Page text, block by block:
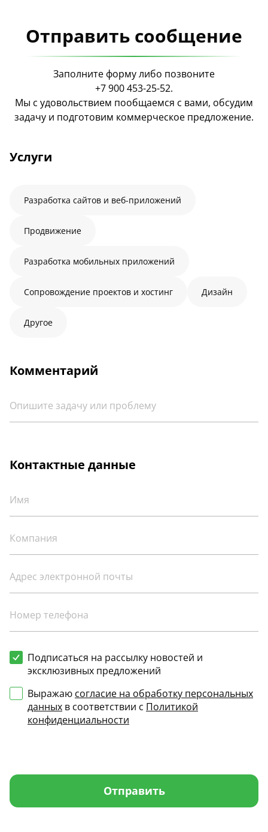
Отправить сообщение
Заполните форму либо позвоните
+7 900 453-25-52.
Мы с удовольствием пообщаемся с вами, обсудим
задачу и подготовим коммерческое предложение.
Услуги
Разработка сайтов и веб-приложений
Продвижение
Разработка мобильных приложений
Сопровождение проектов и хостинг Дизайн
Другое
Комментарий
Контактные данные
Подписаться на рассылку новостей и
эксклюзивных предложений
Выражаю согласие на обработку персональных
данных в соответствии с Политикой
конфиденциальности
Отправить